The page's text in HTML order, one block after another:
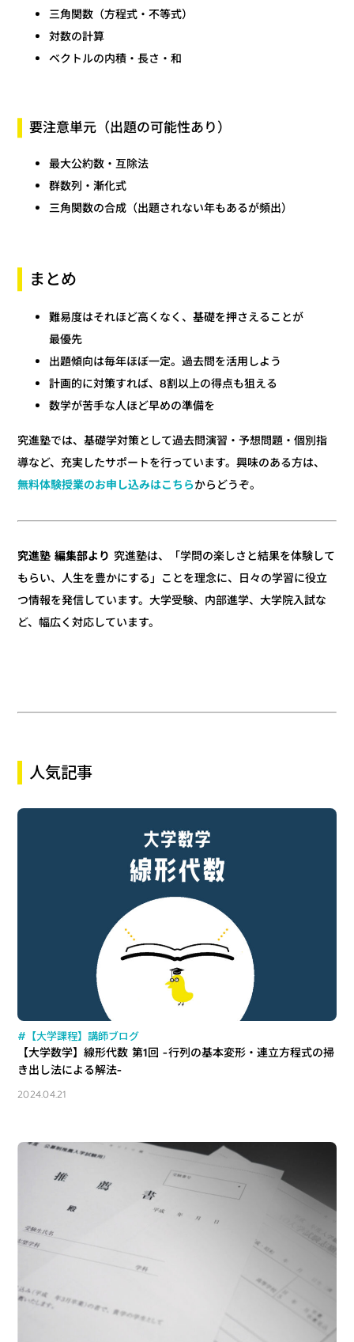
三角関数（方程式・不等式）
対数の計算
ベクトルの内積・長さ・和
要注意単元（出題の可能性あり）
最大公約数・互除法
群数列・漸化式
三角関数の合成（出題されない年もあるが頻出）
まとめ
難易度はそれほど高くなく、基礎を押さえることが
最優先
出題傾向は毎年ほぼ一定。過去問を活用しよう
計画的に対策すれば、8割以上の得点も狙える
数学が苦手な人ほど早めの準備を
究進塾では、基礎学対策として過去問演習・予想問題・個別指
導など、充実したサポートを行っています。興味のある方は、
無料体験授業のお申し込みはこちらからどうぞ。
究進塾 編集部より 究進塾は、「学問の楽しさと結果を体験して
もらい、人生を豊かにする」ことを理念に、日々の学習に役立
つ情報を発信しています。大学受験、内部進学、大学院入試な
ど、幅広く対応しています。
人気記事
#【大学課程】講師ブログ
【大学数学】線形代数 第1回 -行列の基本変形・連立方程式の掃
き出し法による解法-
2024.04.21